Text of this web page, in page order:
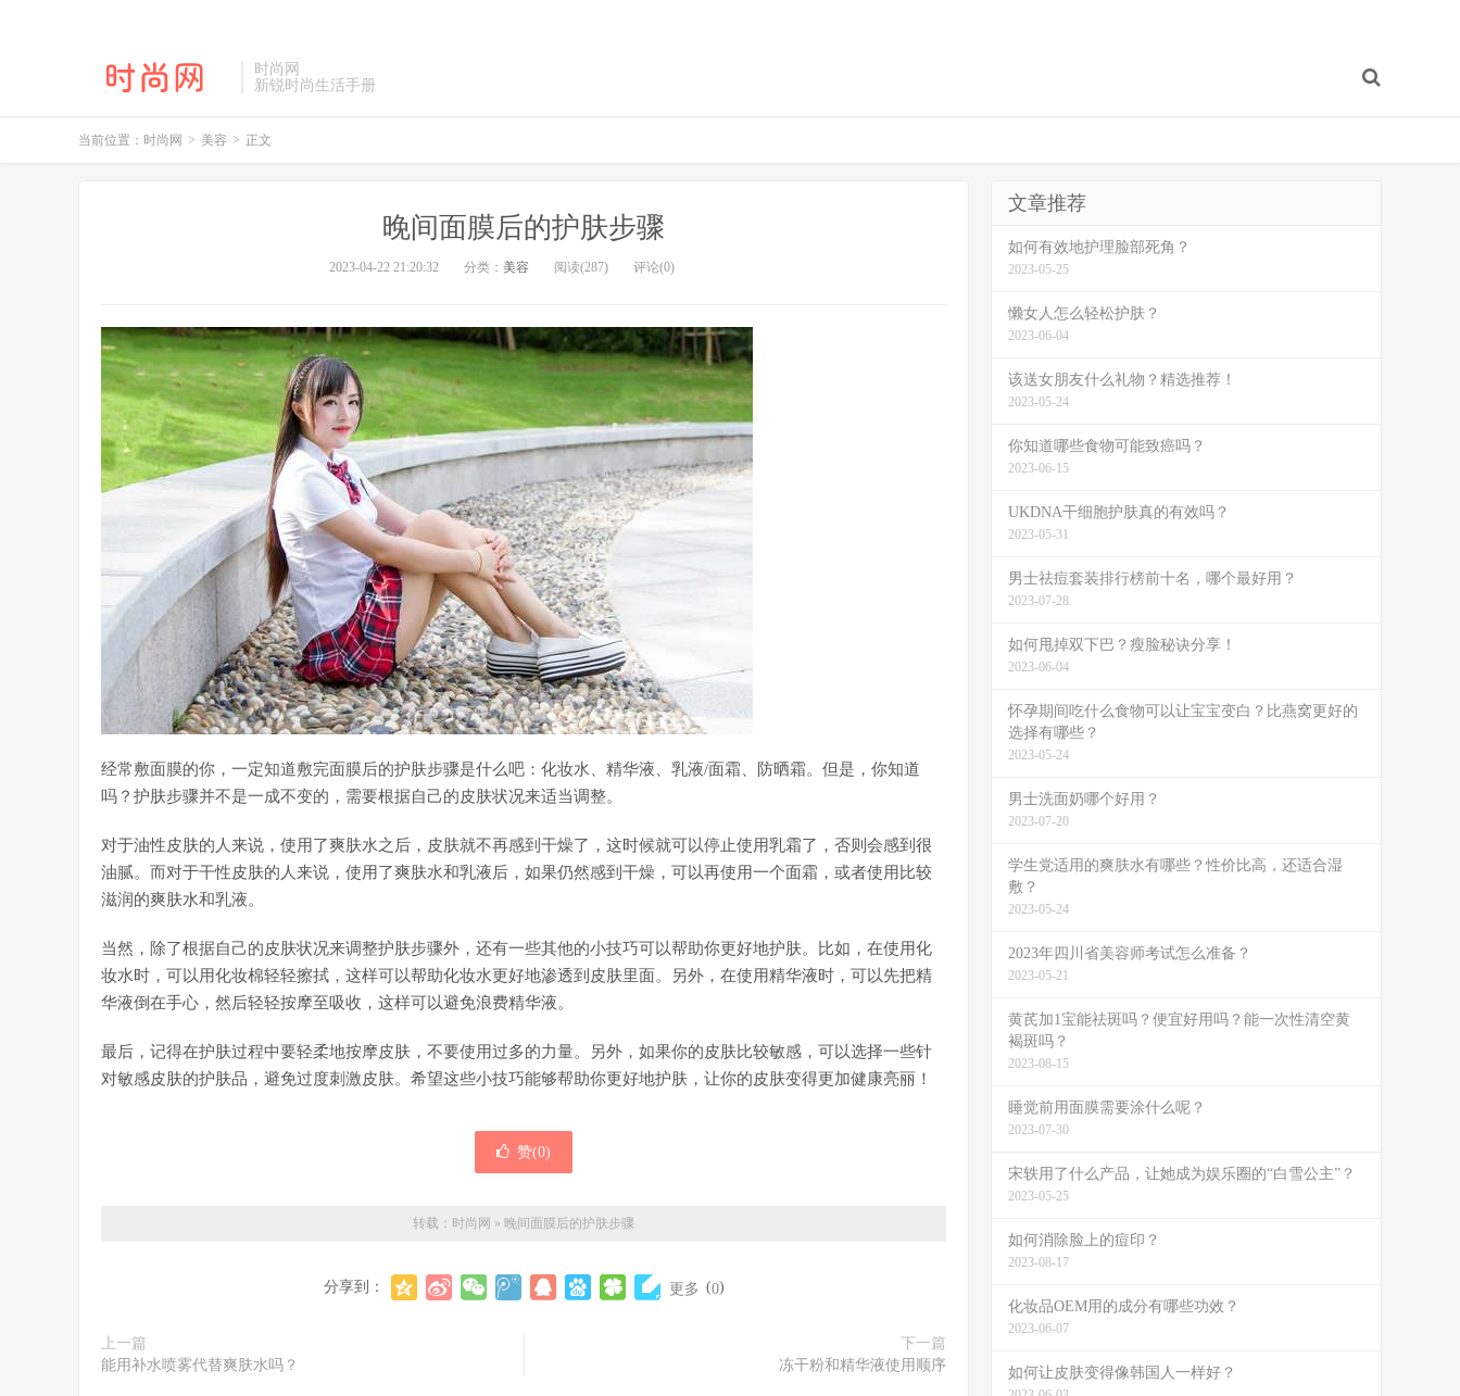
时尚网
新锐时尚生活手册
当前位置： 时尚网 > 美容 > 正文
晚间面膜后的护肤步骤
2023-04-22 21:20:32 分类： 美容 阅读(287) 评论(0)
经常敷面膜的你，一定知道敷完面膜后的护肤步骤是什么吧：化妆水、精华液、乳液/面霜、防晒霜。但是，你知道
吗？护肤步骤并不是一成不变的，需要根据自己的皮肤状况来适当调整。
对于油性皮肤的人来说，使用了爽肤水之后，皮肤就不再感到干燥了，这时候就可以停止使用乳霜了，否则会感到很
油腻。而对于干性皮肤的人来说，使用了爽肤水和乳液后，如果仍然感到干燥，可以再使用一个面霜，或者使用比较
滋润的爽肤水和乳液。
当然，除了根据自己的皮肤状况来调整护肤步骤外，还有一些其他的小技巧可以帮助你更好地护肤。比如，在使用化
妆水时，可以用化妆棉轻轻擦拭，这样可以帮助化妆水更好地渗透到皮肤里面。另外，在使用精华液时，可以先把精
华液倒在手心，然后轻轻按摩至吸收，这样可以避免浪费精华液。
最后，记得在护肤过程中要轻柔地按摩皮肤，不要使用过多的力量。另外，如果你的皮肤比较敏感，可以选择一些针
对敏感皮肤的护肤品，避免过度刺激皮肤。希望这些小技巧能够帮助你更好地护肤，让你的皮肤变得更加健康亮丽！
赞(0)
转载： 时尚网 » 晚间面膜后的护肤步骤
分享到： 更多 (0)
上一篇
能用补水喷雾代替爽肤水吗？
下一篇
冻干粉和精华液使用顺序
文章推荐
如何有效地护理脸部死角？
2023-05-25
懒女人怎么轻松护肤？
2023-06-04
该送女朋友什么礼物？精选推荐！
2023-05-24
你知道哪些食物可能致癌吗？
2023-06-15
UKDNA干细胞护肤真的有效吗？
2023-05-31
男士祛痘套装排行榜前十名，哪个最好用？
2023-07-28
如何甩掉双下巴？瘦脸秘诀分享！
2023-06-04
怀孕期间吃什么食物可以让宝宝变白？比燕窝更好的
选择有哪些？
2023-05-24
男士洗面奶哪个好用？
2023-07-20
学生党适用的爽肤水有哪些？性价比高，还适合湿
敷？
2023-05-24
2023年四川省美容师考试怎么准备？
2023-05-21
黄芪加1宝能祛斑吗？便宜好用吗？能一次性清空黄
褐斑吗？
2023-08-15
睡觉前用面膜需要涂什么呢？
2023-07-30
宋轶用了什么产品，让她成为娱乐圈的“白雪公主”？
2023-05-25
如何消除脸上的痘印？
2023-08-17
化妆品OEM用的成分有哪些功效？
2023-06-07
如何让皮肤变得像韩国人一样好？